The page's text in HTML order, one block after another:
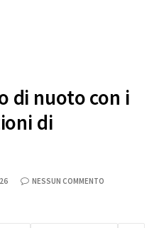
di nuoto con i
di
NESSUN COMMENTO